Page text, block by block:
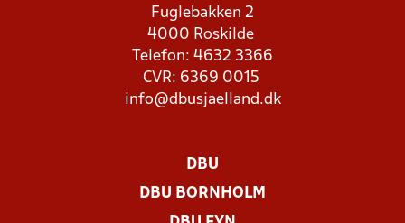
Fuglebakken 2
4000 Roskilde
Telefon: 4632 3366
CVR: 6369 0015
info@dbusjaelland.dk
DBU
DBU BORNHOLM